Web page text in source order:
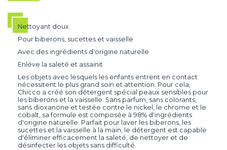
Nettoyant doux
Pour biberons, sucettes et vaisselle
Avec des ingrédients d'origine naturelle
Enlève la saleté et assainit
Les objets avec lesquels les enfants entrent en contact
nécessitent le plus grand soin et attention. Pour cela,
Chicco a créé son détergent spécial peaux sensibles pour
les biberons et la vaisselle. Sans parfum, sans colorants,
sans dioxanone et testée contre le nickel, le chrome et le
cobalt, sa formule est composée à 98% d'ingrédients
d'origine naturelle. Parfait pour laver les biberons, les
sucettes et la vaisselle à la main, le détergent est capable
d'éliminer efficacement la saleté, de nettoyer et de
désinfecter les objets sans difficulté.